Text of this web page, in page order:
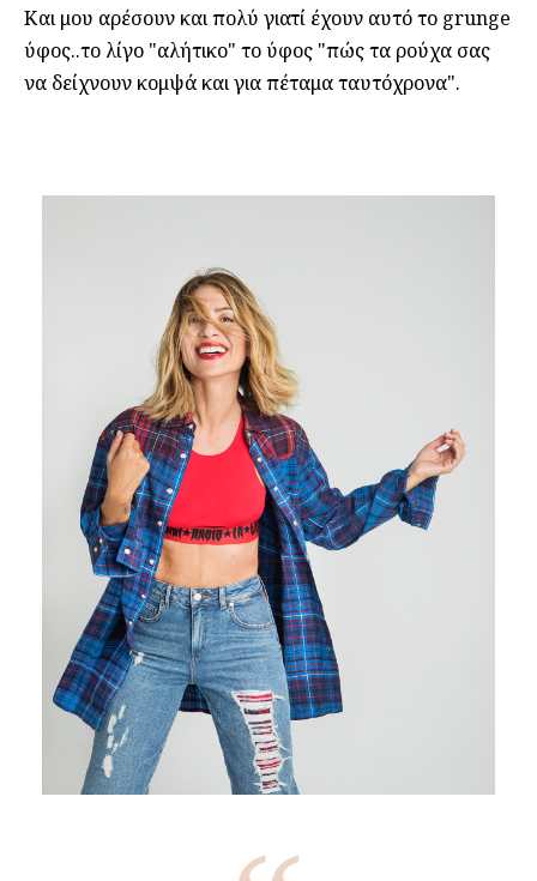
Και μου αρέσουν και πολύ γιατί έχουν αυτό το grunge
ύφος..το λίγο "αλήτικο" το ύφος "πώς τα ρούχα σας
να δείχνουν κομψά και για πέταμα ταυτόχρονα".